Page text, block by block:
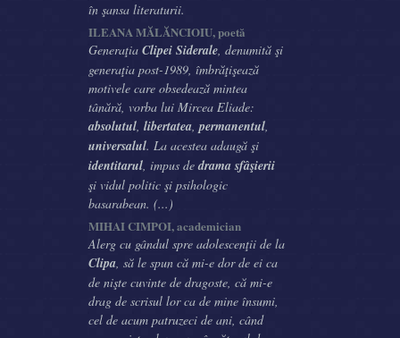
în şansa literaturii.
ILEANA MĂLĂNCIOIU, poetă
Generaţia Clipei Siderale, denumită şi
generaţia post-1989, îmbrăţişează
motivele care obsedează mintea
tânără, vorba lui Mircea Eliade:
absolutul, libertatea,permanentul,
universalul. La acestea adaugă şi
identitarul, impus dedrama sfâşierii
şi vidul politic şi psihologic
basarabean. (...)
MIHAI CIMPOI, academician
Alerg cu gândul spre adolescenţii de la
Clipa, să le spun că mi-e dor de ei ca
de nişte cuvinte de dragoste, că mi-e
drag de scrisul lor ca de mine însumi,
cel de acum patruzeci de ani, când